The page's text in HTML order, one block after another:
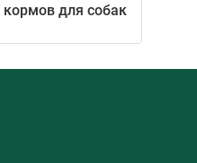
для собак